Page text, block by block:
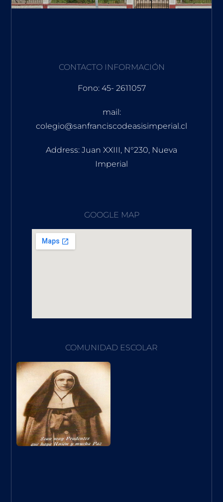
CONTACTO INFORMACIÓN
Fono: 45- 2611057
mail:
colegio@sanfranciscodeasisimperial.cl
Address: Juan XXIII, N°230, Nueva
Imperial
GOOGLE MAP
COMUNIDAD ESCOLAR